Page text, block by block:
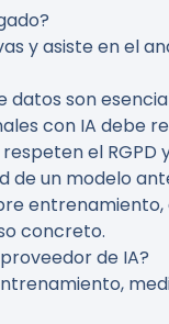
y asiste en el
datos son
con IA debe
el
de un modelo
concreto.
de IA?